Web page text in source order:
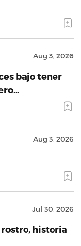
Aug 3, 2026
bajo tener
Aug 3, 2026
Jul 30, 2026
historia